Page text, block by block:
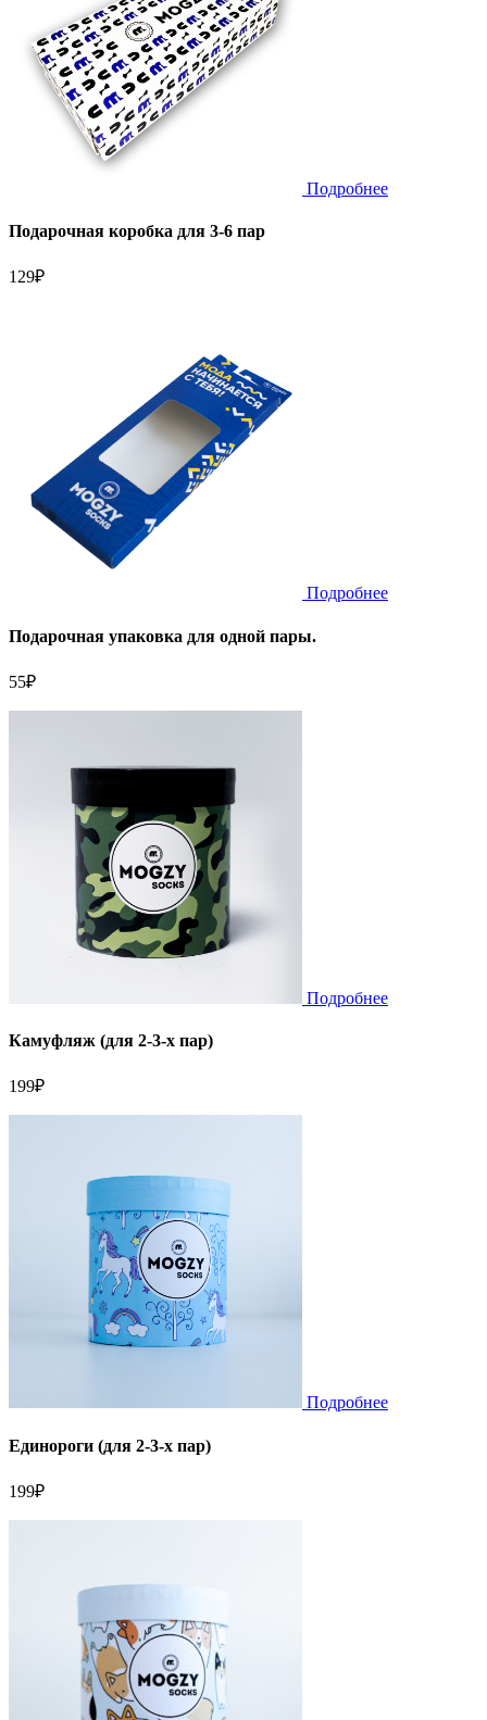
Подробнее
Подарочная коробка для 3-6 пар
129₽
Подробнее
Подарочная упаковка для одной пары.
55₽
Подробнее
Камуфляж (для 2-3-х пар)
199₽
Подробнее
Единороги (для 2-3-х пар)
199₽